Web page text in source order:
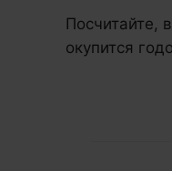
Посчитайте,
окупится